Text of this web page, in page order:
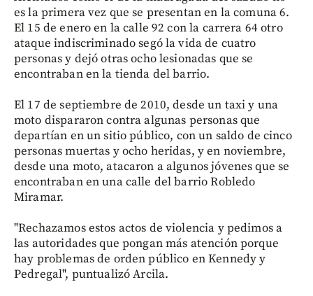
es la primera vez que se presentan en la comuna 6.
El 15 de enero en la calle 92 con la carrera 64 otro
ataque indiscriminado segó la vida de cuatro
personas y dejó otras ocho lesionadas que se
encontraban en la tienda del barrio.
El 17 de septiembre de 2010, desde un taxi y una
moto dispararon contra algunas personas que
departían en un sitio público, con un saldo de cinco
personas muertas y ocho heridas, y en noviembre,
desde una moto, atacaron a algunos jóvenes que se
encontraban en una calle del barrio Robledo
Miramar.
"Rechazamos estos actos de violencia y pedimos a
las autoridades que pongan más atención porque
hay problemas de orden público en Kennedy y
Pedregal", puntualizó Arcila.